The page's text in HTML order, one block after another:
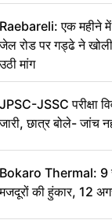
Raebareli: एक महीने
जेल रोड पर गड्ढे ने खोली
उठी मांग
JPSC-JSSC परीक्षा
जारी, छात्र बोले- जांच
Bokaro Thermal: 9
मजदूरों की हुंकार, 12